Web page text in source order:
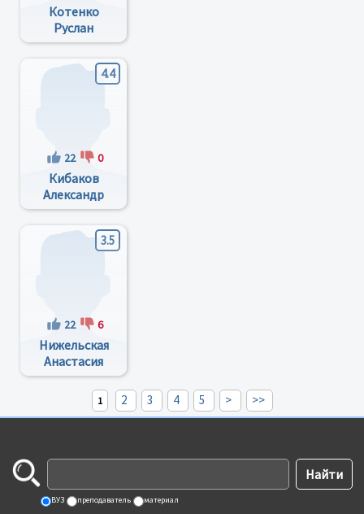
Котенко
Руслан
Витальевич
4.4
22 0
Кибаков
Александр
Григорьевич
3.5
22 6
Нижельская
Анастасия
Викторовна
1 2 3 4 5 > >>
ВУЗ преподаватель материал